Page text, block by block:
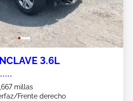
3.6L
millas
Frente derecho